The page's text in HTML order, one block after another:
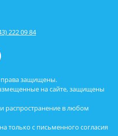
права защищены.
на сайте, защищены
распространение в любом
только с письменного согласия
222 09 84